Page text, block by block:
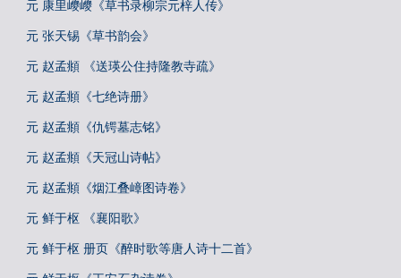
元 康里巎巎《草书录柳宗元梓人传》
元 张天锡《草书韵会》
元 赵孟頫 《送瑛公住持隆教寺疏》
元 赵孟頫《七绝诗册》
元 赵孟頫《仇锷墓志铭》
元 赵孟頫《天冠山诗帖》
元 赵孟頫《烟江叠嶂图诗卷》
元 鲜于枢 《襄阳歌》
元 鲜于枢 册页《醉时歌等唐人诗十二首》